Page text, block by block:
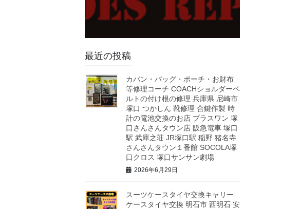
最近の投稿
カバン・バッグ・ポーチ・お財布
等修理コーチ COACHショルダーベ
ルトの付け根の修理 兵庫県 尼崎市
塚口 つかしん 靴修理 合鍵作製 時
計の電池交換のお店 プラスワン 塚
口さんさんタウン店 阪急電車 塚口
駅 武庫之荘 JR塚口駅 稲野 猪名寺
さんさんタウン１番館 SOCOLA塚
口クロス 塚口サンサン劇場
2026年6月29日
スーツケースタイヤ交換キャリー
ケースタイヤ交換 明石市 西明石 安